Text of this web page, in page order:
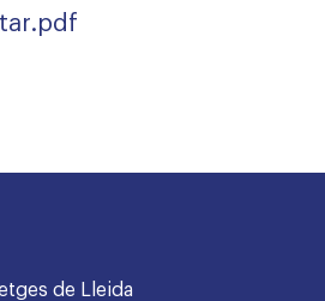
de Lleida